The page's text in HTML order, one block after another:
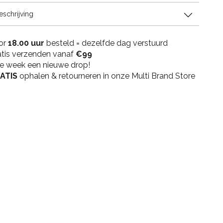
Falcon
quantity
18.00 uur besteld = dezelfde dag verstuurd
verzenden vanaf €99
week een nieuwe drop!
ophalen & retourneren in onze Multi Brand Store